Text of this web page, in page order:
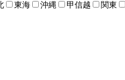
東海 沖縄 甲信越 関東